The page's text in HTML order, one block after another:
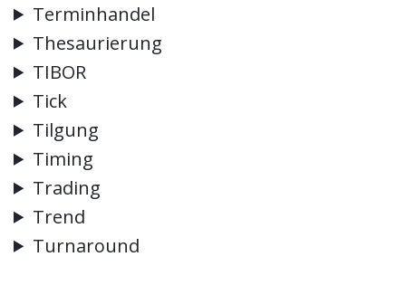
Terminhandel
Thesaurierung
TIBOR
Tick
Tilgung
Timing
Trading
Trend
Turnaround